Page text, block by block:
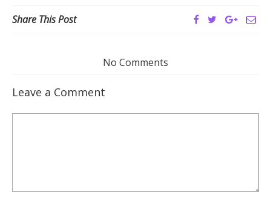
Share This Post
No Comments
Leave a Comment